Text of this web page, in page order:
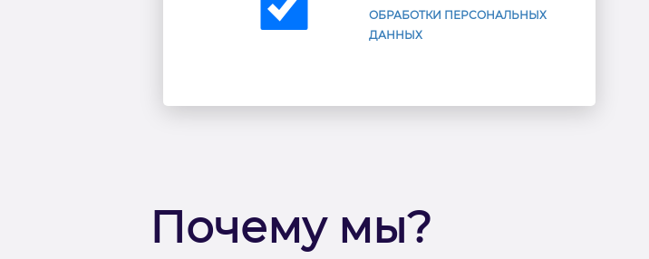
ОБРАБОТКИ ПЕРСОНАЛЬНЫХ
ДАННЫХ
Почему мы?